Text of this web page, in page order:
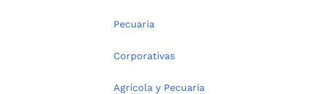
Pecuaria
Corporativas
Agrícola y Pecuaria